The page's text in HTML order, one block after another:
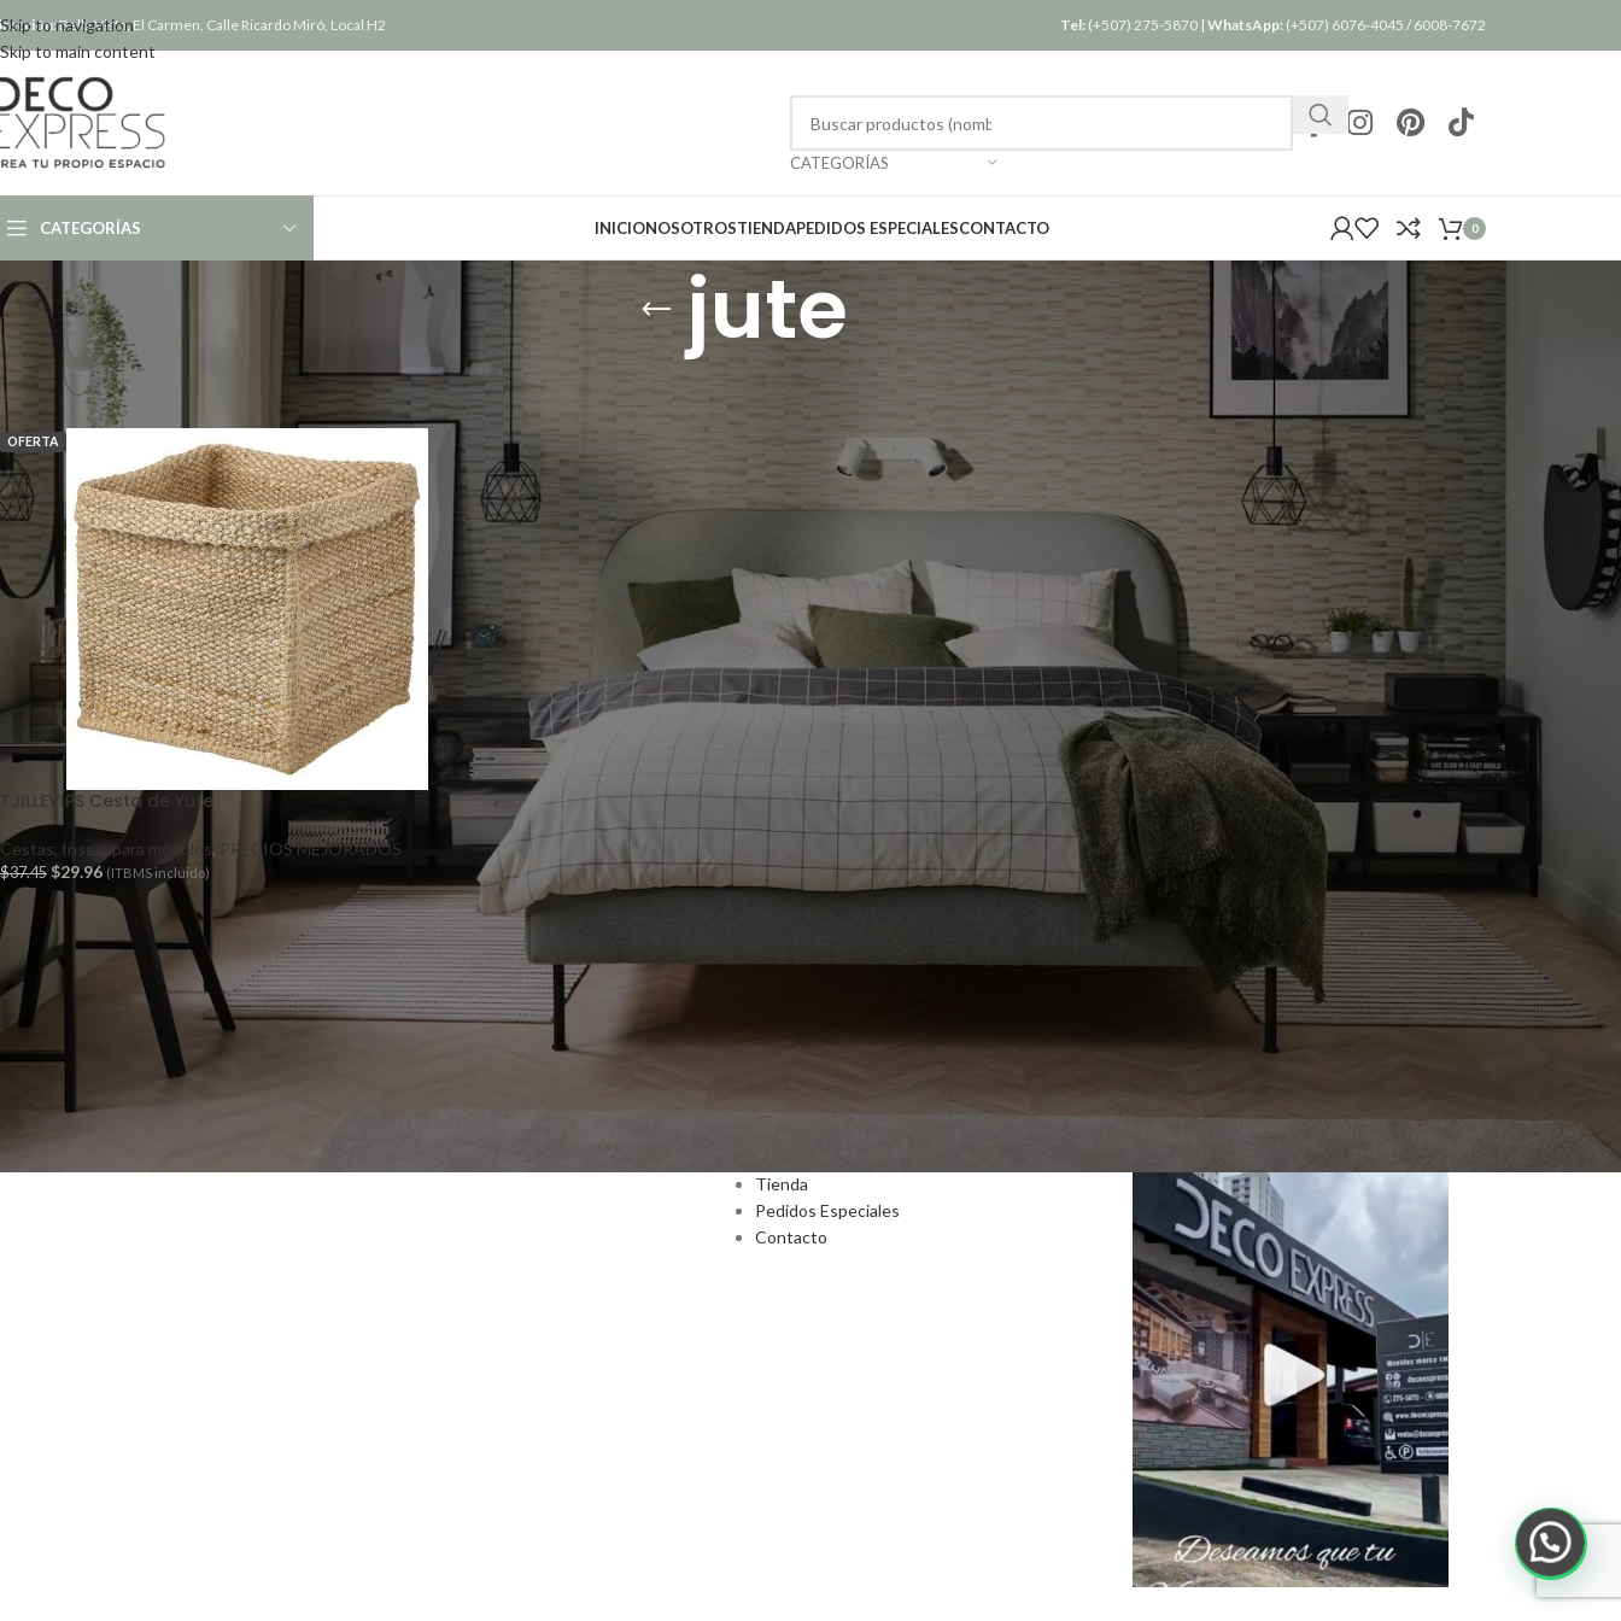
Skip to navigation
Skip to main content
Bella Vista, El Carmen, Calle Ricardo Miró, Local H2 Tel: (+507) 275-5870 | WhatsApp: (+507) 6076-4045 /6008-7672
CATEGORÍAS
CATEGORÍAS INICIONOSOTROSTIENDAPEDIDOS ESPECIALESCONTACTO 0
jute
Inicio Productos etiquetados “jute” Mostrar
OFERTA
TJILLEVIPS Cesta de Yute
Cestas, Insert para módulos, PRECIOS MEJORADOS
$37.45 $29.96 (ITBMS incluido)
Tienda
Pedidos Especiales
Contacto
Toca debajo para ver el Video